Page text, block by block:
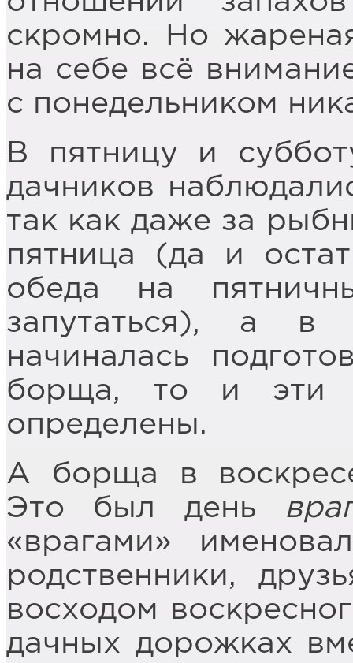
скромно. Но
на себе всё
с понедельником
В пятницу и
дачников
так как даже за
пятница (да и
обеда на
запутаться), а в
начиналась
борща, то и эти
определены.
А борща в
Это был день
«врагами»
родственники,
восходом
дачных дорожках